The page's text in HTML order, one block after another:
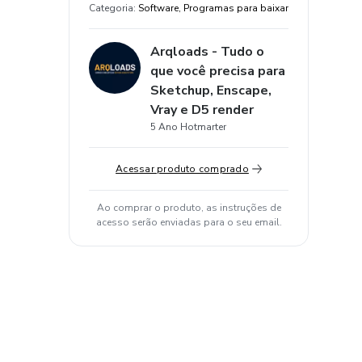
Categoria: Software, Programas para baixar
Arqloads - Tudo o
que você precisa para
Sketchup, Enscape,
Vray e D5 render
5 Ano Hotmarter
Acessar produto comprado
Ao comprar o produto, as instruções de
acesso serão enviadas para o seu email.